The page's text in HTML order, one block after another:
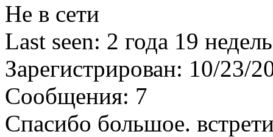
Не в сети
Last seen: 2 года 19
Зарегистрирован: 10/23/
Сообщения: 7
Спасибо большое.